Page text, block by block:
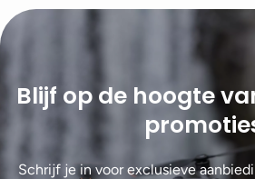
Blijf op de hoogte
Schrijf je in voor exclusieve